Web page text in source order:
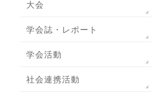
大会
学会誌・レポート
学会活動
社会連携活動